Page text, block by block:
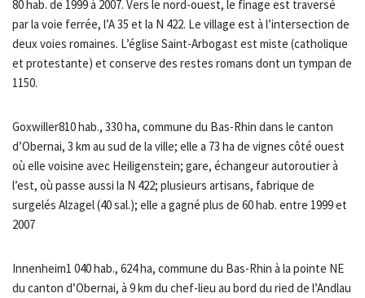
80 hab. de 1999 à 2007. Vers le nord-ouest, le finage est traversé
par la voie ferrée, l’A 35 et la N 422. Le village est à l’intersection de
deux voies romaines. L’église Saint-Arbogast est miste (catholique
et protestante) et conserve des restes romans dont un tympan de
1150.
Goxwiller810 hab., 330 ha, commune du Bas-Rhin dans le canton
d’Obernai, 3 km au sud de la ville; elle a 73 ha de vignes côté ouest
où elle voisine avec Heiligenstein; gare, échangeur autoroutier à
l’est, où passe aussi la N 422; plusieurs artisans, fabrique de
surgelés Alzagel (40 sal.); elle a gagné plus de 60 hab. entre 1999 et
2007
Innenheim1 040 hab., 624 ha, commune du Bas-Rhin à la pointe NE
du canton d’Obernai, à 9 km du chef-lieu au bord du ried de l’Andlau